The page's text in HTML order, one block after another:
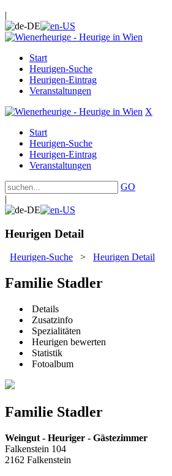
|
Start
Heurigen-Suche
Heurigen-Eintrag
Veranstaltungen
X
Start
Heurigen-Suche
Heurigen-Eintrag
Veranstaltungen
GO
|
Heurigen Detail
Heurigen-Suche > Heurigen Detail
Familie Stadler
Details
Zusatzinfo
Spezialitäten
Heurigen bewerten
Statistik
Fotoalbum
Familie Stadler
Weingut - Heuriger - Gästezimmer
Falkenstein 104
2162 Falkenstein